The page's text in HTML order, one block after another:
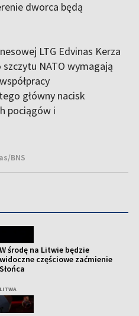
dworca będą
LTG Edvinas Kerza
NATO wymagają
główny nacisk
pociągów i
BNS
W środę na Litwie będzie
widoczne częściowe zaćmienie
Słońca
LITWA